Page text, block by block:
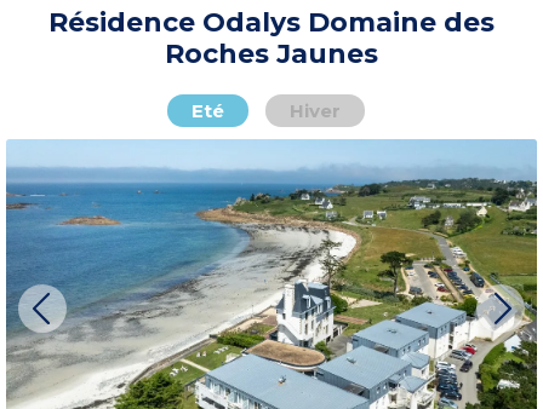
Résidence Odalys Domaine des
Roches Jaunes
Eté Hiver